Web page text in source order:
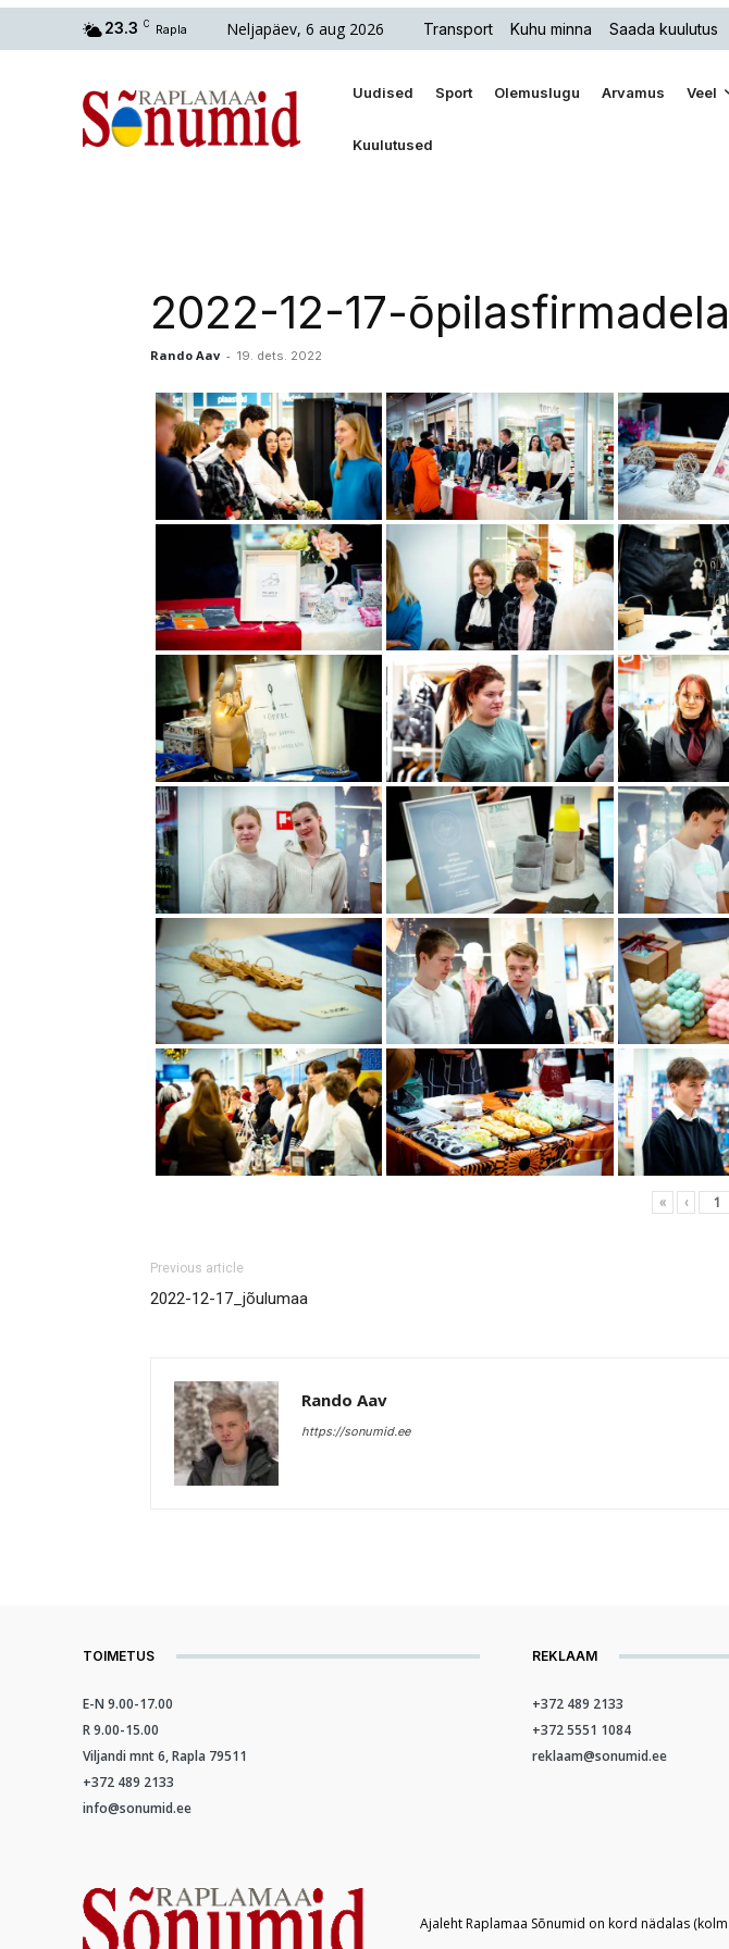
23.3 C Rapla Neljapäev, 6 aug 2026 Transport Kuhu minna Saada kuulutus
Uudised Sport Olemuslugu Arvamus Veel
Kuulutused
2022-12-17-
Rando Aav - 19. dets. 2022
« ‹
Previous article
2022-12-17_jõulumaa
Rando Aav
https://sonumid.ee
TOIMETUS
E-N 9.00-17.00
R 9.00-15.00
Viljandi mnt 6, Rapla 79511
+372 489 2133
info@sonumid.ee
REKLAAM
+372 489 2133
+372 5551 1084
reklaam@sonumid.ee
Ajaleht Raplamaa Sõnumid on kord nädalas